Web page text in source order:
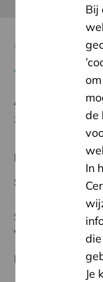
Coups
Terug naar
Ambitie:
Een
zonder drempels
Regionaal
Startdatum:
Status:
Volledig
Verviers
Datum:
19/02/
Bij
de
In
Je